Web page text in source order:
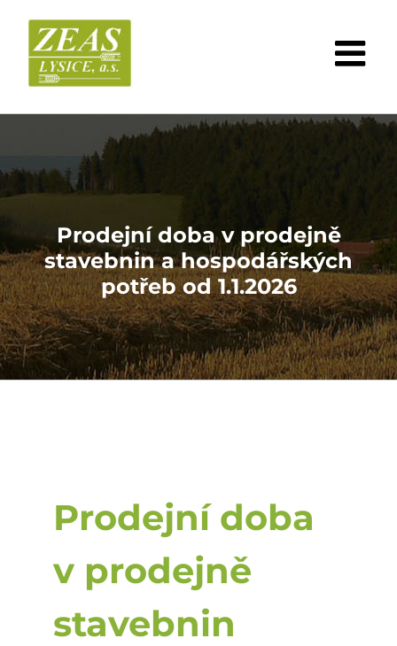
content
Prodejní doba v prodejně
stavebnin a hospodářských
potřeb od 1.1.2026
Prodejní doba
v prodejně
stavebnin